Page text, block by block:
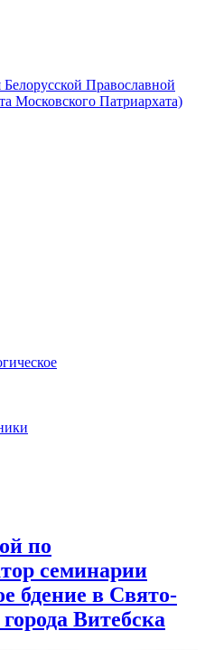
Православной
Московского Патриархата)
по
семинарии
бдение в Свято-
Витебска